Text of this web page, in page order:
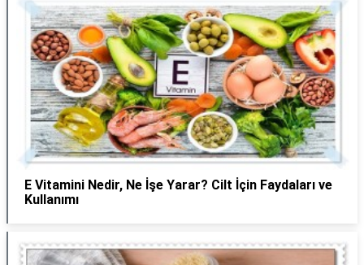
E Vitamini Nedir, Ne İşe Yarar? Cilt İçin Faydaları ve
Kullanımı